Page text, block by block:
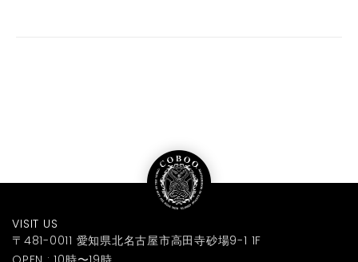
VISIT US
〒481-0011 愛知県北名古屋市高田寺砂場9-1 1F